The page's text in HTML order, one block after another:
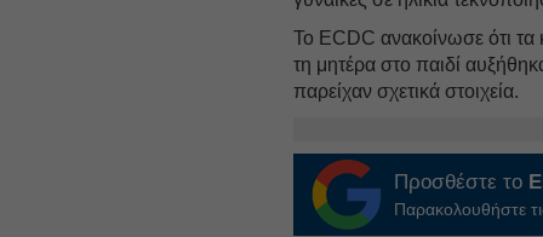
Το ECDC ανακοίνωσε ότι
τη μητέρα στο παιδί
παρείχαν σχετικά στοιχεία.
Προσθέστε το
Παρακολουθήστε